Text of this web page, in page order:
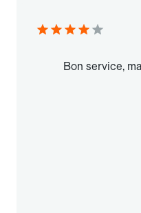
Bon service,